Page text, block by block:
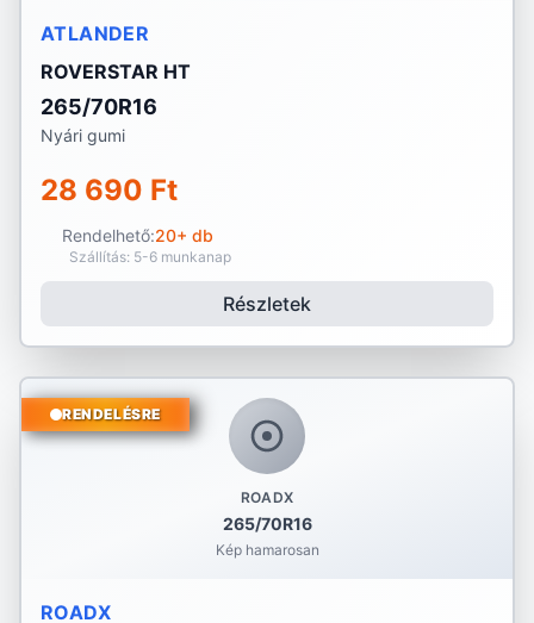
ATLANDER
ROVERSTAR HT
265/70R16
Nyári gumi
28 690 Ft
Rendelhető:20+ db
Szállítás: 5-6 munkanap
Részletek
ROADX
265/70R16
Kép hamarosan
RENDELÉSRE
ROADX